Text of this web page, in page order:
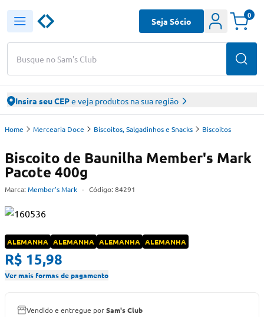
Busque no Sam's Club
Seja Sócio
0
Insira seu CEPe veja produtos na sua região
Home Mercearia Doce Biscoitos, Salgadinhos e Snacks Biscoitos
Biscoito de Baunilha Member's Mark
Pacote 400g
Marca: Member's Mark - Código: 84291
ALEMANHA ALEMANHA ALEMANHA ALEMANHA
R$ 15,98
Ver mais formas de pagamento
Vendido e entregue porSam's Club